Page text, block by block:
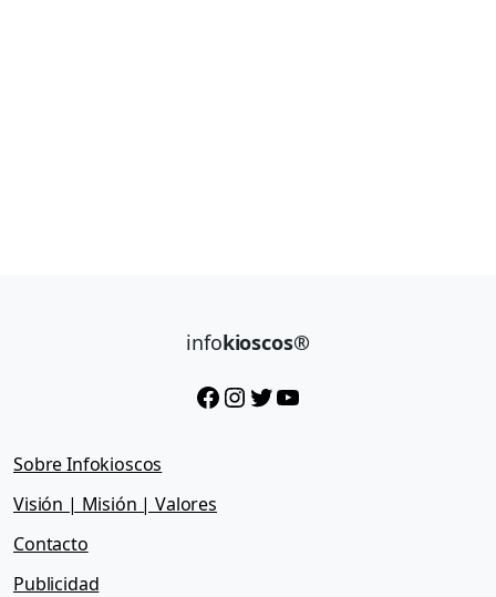
infokioscos®
Facebook InstagramTwitter YouTube
Sobre Infokioscos
Visión | Misión | Valores
Contacto
Publicidad